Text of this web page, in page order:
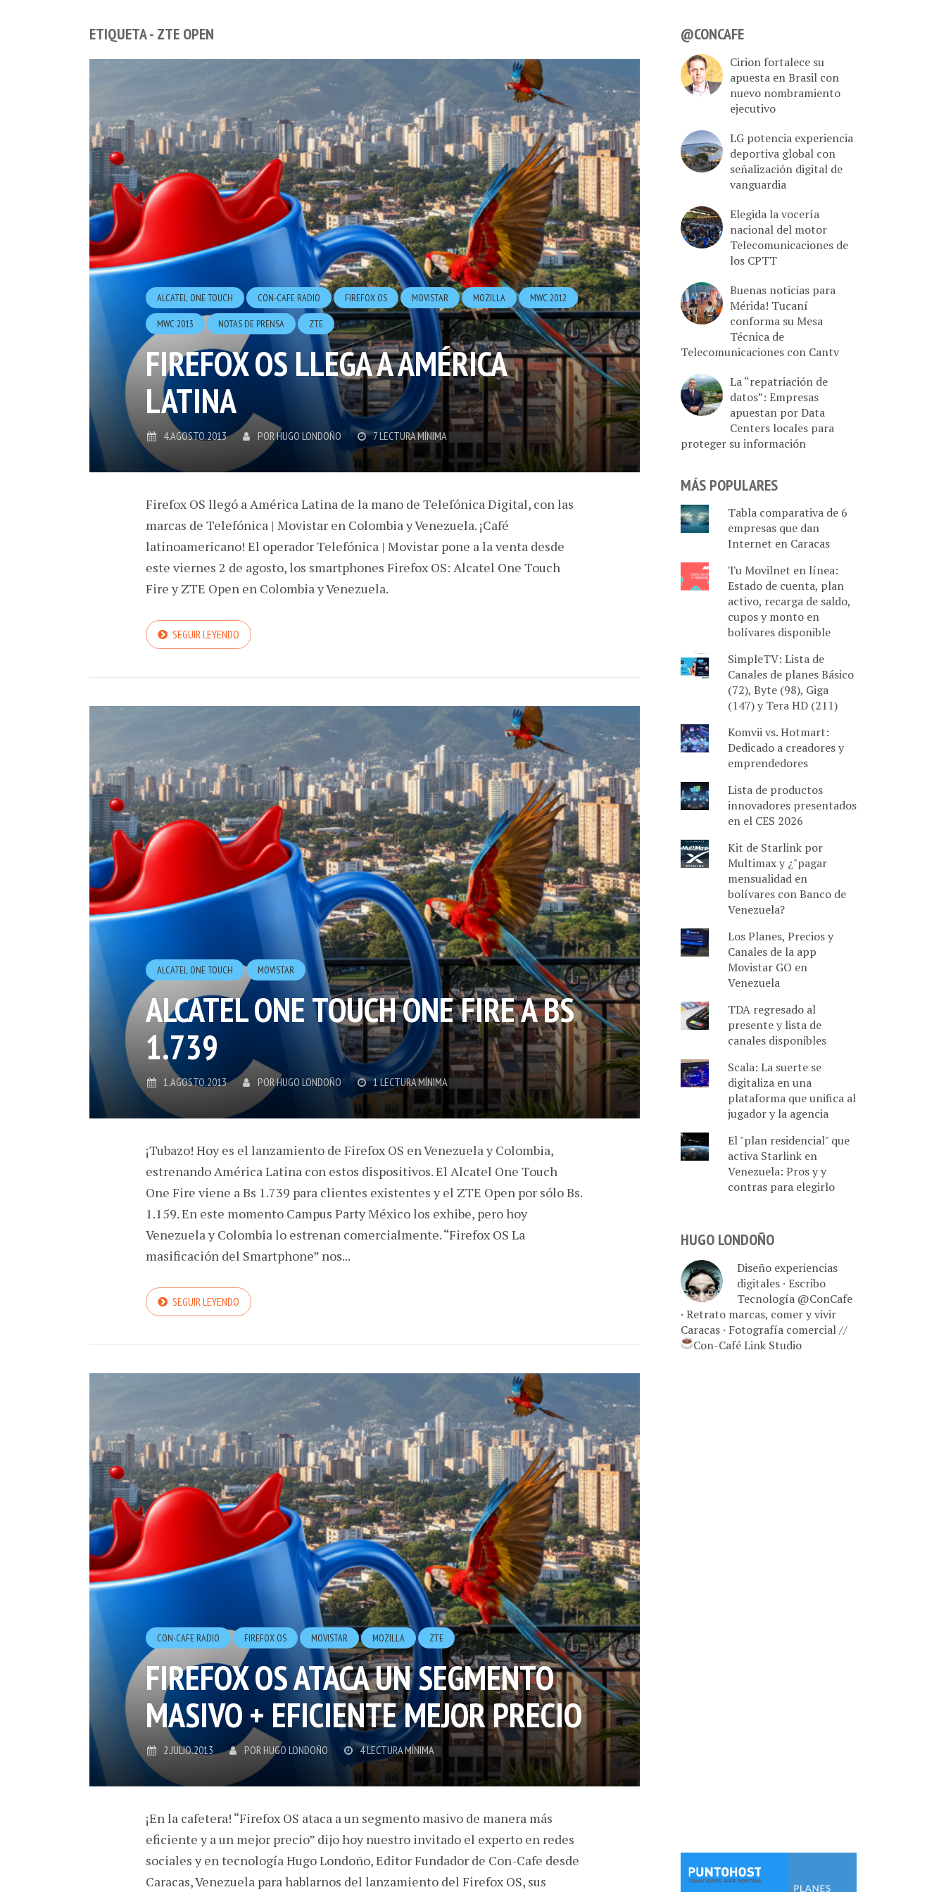
ETIQUETA - ZTE OPEN
ALCATEL ONE TOUCH CON-CAFE RADIO FIREFOX OS MOVISTAR MOZILLA MWC 2012
MWC 2013 NOTAS DE PRENSA ZTE
FIREFOX OS LLEGA A AMÉRICA
LATINA
4.AGOSTO.2013 PORHUGO LONDOÑO 7 LECTURA MÍNIMA
Firefox OS llegó a América Latina de la mano de Telefónica Digital, con las
marcas de Telefónica | Movistar en Colombia y Venezuela. ¡Café
latinoamericano! El operador Telefónica | Movistar pone a la venta desde
este viernes 2 de agosto, los smartphones Firefox OS: Alcatel One Touch
Fire y ZTE Open en Colombia y Venezuela.
SEGUIR LEYENDO
ALCATEL ONE TOUCH MOVISTAR
ALCATEL ONE TOUCH ONE FIRE A BS
1.739
1.AGOSTO.2013 PORHUGO LONDOÑO 1 LECTURA MÍNIMA
¡Tubazo! Hoy es el lanzamiento de Firefox OS en Venezuela y Colombia,
estrenando América Latina con estos dispositivos. El Alcatel One Touch
One Fire viene a Bs 1.739 para clientes existentes y el ZTE Open por sólo Bs.
1.159. En este momento Campus Party México los exhibe, pero hoy
Venezuela y Colombia lo estrenan comercialmente. “Firefox OS La
masificación del Smartphone” nos...
SEGUIR LEYENDO
CON-CAFE RADIO FIREFOX OS MOVISTAR MOZILLA ZTE
FIREFOX OS ATACA UN SEGMENTO
MASIVO + EFICIENTE MEJOR PRECIO
2.JULIO.2013 POR HUGO LONDOÑO 4 LECTURA MÍNIMA
¡En la cafetera! “Firefox OS ataca a un segmento masivo de manera más
eficiente y a un mejor precio” dijo hoy nuestro invitado el experto en redes
sociales y en tecnología Hugo Londoño, Editor Fundador de Con-Cafe desde
Caracas, Venezuela para hablarnos del lanzamiento del Firefox OS, sus
@CONCAFE
Cirion fortalece su
apuesta en Brasil con
nuevo nombramiento
ejecutivo
LG potencia experiencia
deportiva global con
señalización digital de
vanguardia
Elegida la vocería
nacional del motor
Telecomunicaciones de
los CPTT
Buenas noticias para
Mérida! Tucaní
conforma su Mesa
Técnica de
Telecomunicaciones con Cantv
La “repatriación de
datos”: Empresas
apuestan por Data
Centers locales para
proteger su información
MÁS POPULARES
Tabla comparativa de 6
empresas que dan
Internet en Caracas
Tu Movilnet en línea:
Estado de cuenta, plan
activo, recarga de saldo,
cupos y monto en
bolívares disponible
SimpleTV: Lista de
Canales de planes Básico
(72), Byte (98), Giga
(147) y Tera HD (211)
Komvii vs. Hotmart:
Dedicado a creadores y
emprendedores
Lista de productos
innovadores presentados
en el CES 2026
Kit de Starlink por
Multimax y ¿"pagar
mensualidad en
bolívares con Banco de
Venezuela?
Los Planes, Precios y
Canales de la app
Movistar GO en
Venezuela
TDA regresado al
presente y lista de
canales disponibles
Scala: La suerte se
digitaliza en una
plataforma que unifica al
jugador y la agencia
El "plan residencial" que
activa Starlink en
Venezuela: Pros y y
contras para elegirlo
HUGO LONDOÑO
Diseño experiencias
digitales · Escribo
Tecnología @ConCafe
· Retrato marcas, comer y vivir
Caracas · Fotografía comercial //
Con-Café Link Studio